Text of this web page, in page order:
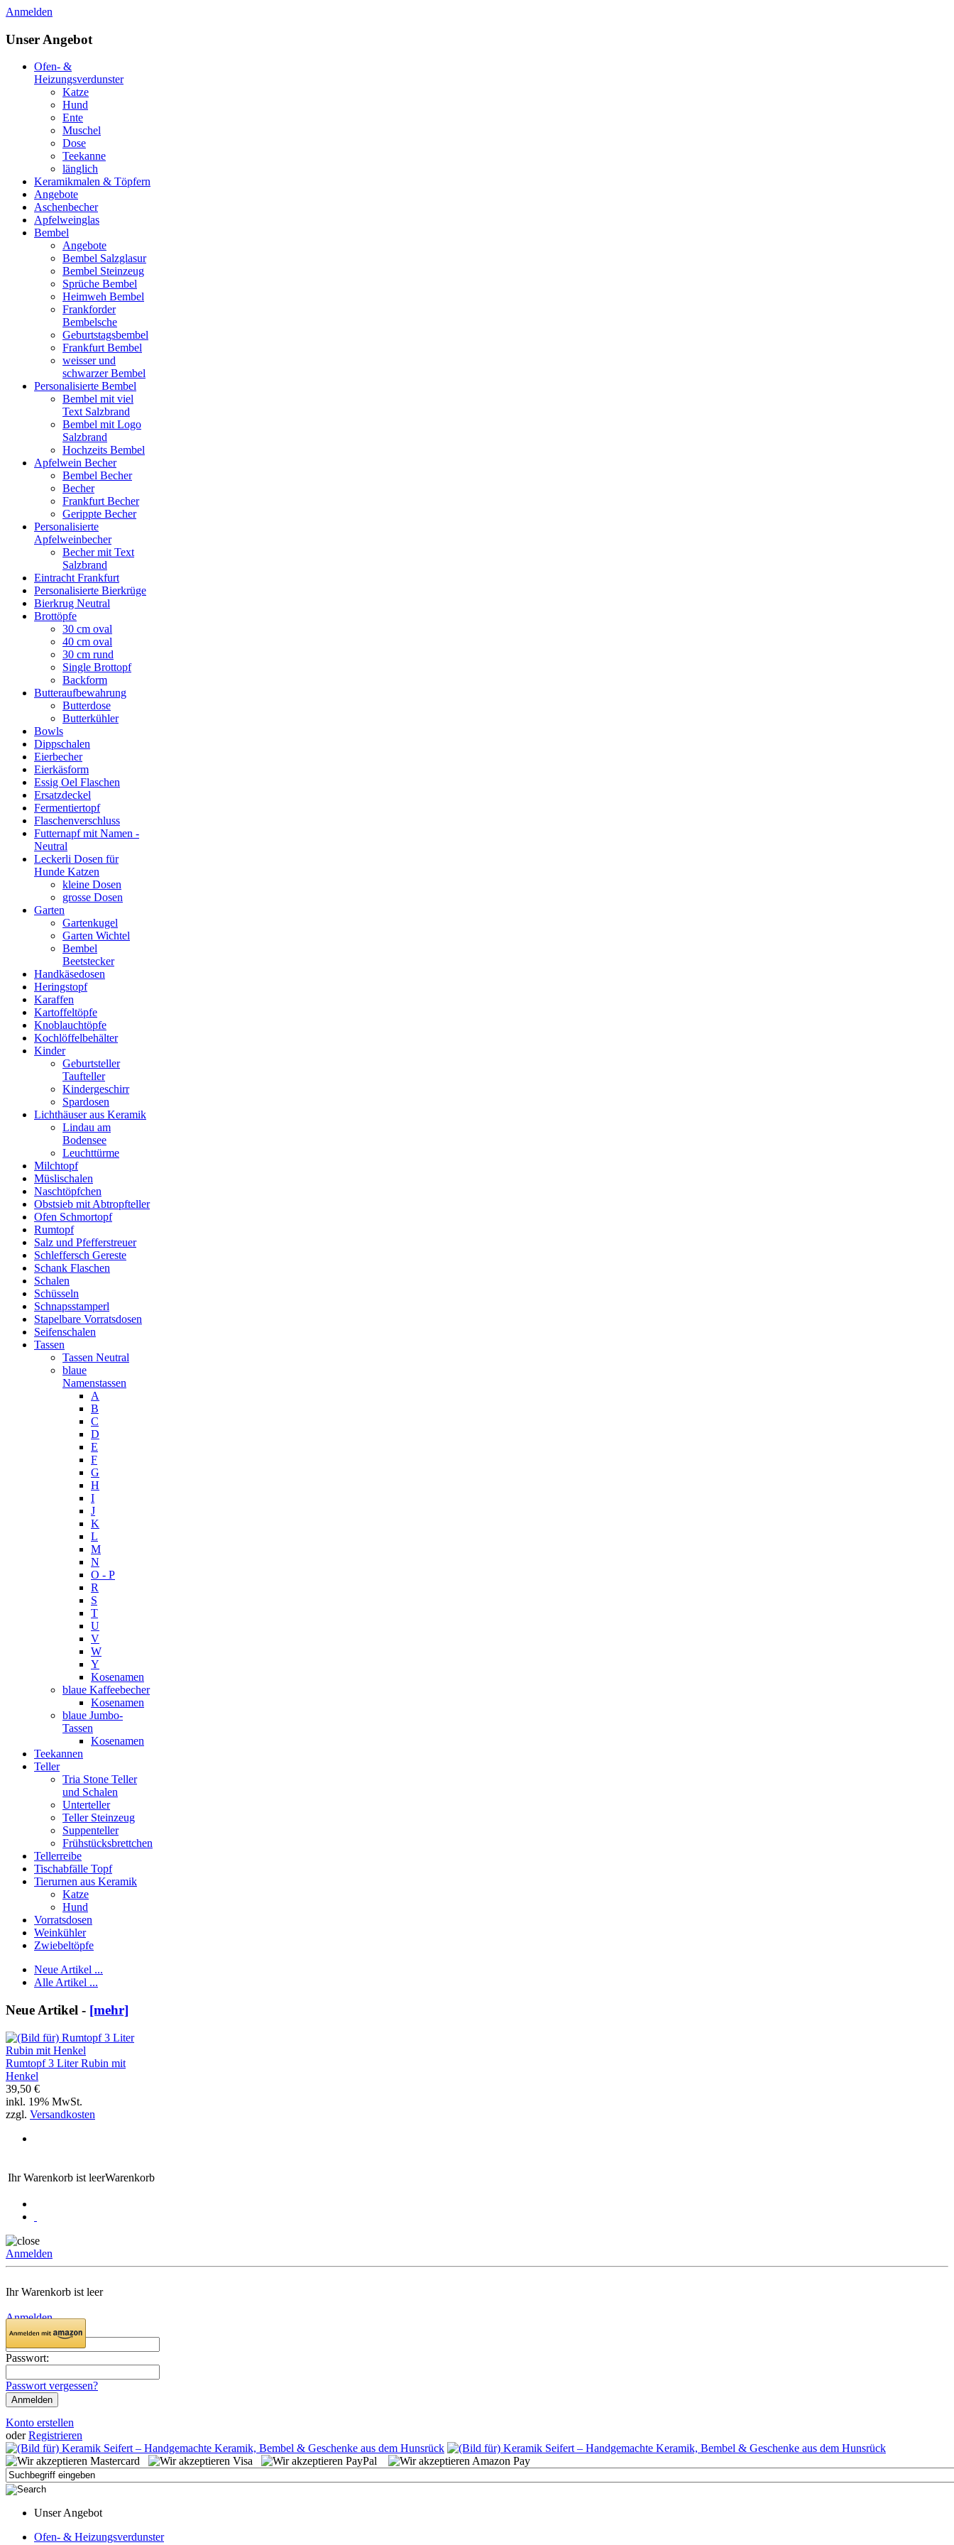
Anmelden
Unser Angebot
Ofen- &
Heizungsverdunster
Katze
Hund
Ente
Muschel
Dose
Teekanne
länglich
Keramikmalen & Töpfern
Angebote
Aschenbecher
Apfelweinglas
Bembel
Angebote
Bembel Salzglasur
Bembel Steinzeug
Sprüche Bembel
Heimweh Bembel
Frankforder
Bembelsche
Geburtstagsbembel
Frankfurt Bembel
weisser und
schwarzer Bembel
Personalisierte Bembel
Bembel mit viel
Text Salzbrand
Bembel mit Logo
Salzbrand
Hochzeits Bembel
Apfelwein Becher
Bembel Becher
Becher
Frankfurt Becher
Gerippte Becher
Personalisierte
Apfelweinbecher
Becher mit Text
Salzbrand
Eintracht Frankfurt
Personalisierte Bierkrüge
Bierkrug Neutral
Brottöpfe
30 cm oval
40 cm oval
30 cm rund
Single Brottopf
Backform
Butteraufbewahrung
Butterdose
Butterkühler
Bowls
Dippschalen
Eierbecher
Eierkäsform
Essig Oel Flaschen
Ersatzdeckel
Fermentiertopf
Flaschenverschluss
Futternapf mit Namen -
Neutral
Leckerli Dosen für
Hunde Katzen
kleine Dosen
grosse Dosen
Garten
Gartenkugel
Garten Wichtel
Bembel
Beetstecker
Handkäsedosen
Heringstopf
Karaffen
Kartoffeltöpfe
Knoblauchtöpfe
Kochlöffelbehälter
Kinder
Geburtsteller
Taufteller
Kindergeschirr
Spardosen
Lichthäuser aus Keramik
Lindau am
Bodensee
Leuchttürme
Milchtopf
Müslischalen
Naschtöpfchen
Obstsieb mit Abtropfteller
Ofen Schmortopf
Rumtopf
Salz und Pfefferstreuer
Schleffersch Gereste
Schank Flaschen
Schalen
Schüsseln
Schnapsstamperl
Stapelbare Vorratsdosen
Seifenschalen
Tassen
Tassen Neutral
blaue
Namenstassen
A
B
C
D
E
F
G
H
I
J
K
L
M
N
O - P
R
S
T
U
V
W
Y
Kosenamen
blaue Kaffeebecher
Kosenamen
blaue Jumbo-
Tassen
Kosenamen
Teekannen
Teller
Tria Stone Teller
und Schalen
Unterteller
Teller Steinzeug
Suppenteller
Frühstücksbrettchen
Tellerreibe
Tischabfälle Topf
Tierurnen aus Keramik
Katze
Hund
Vorratsdosen
Weinkühler
Zwiebeltöpfe
Neue Artikel ...
Alle Artikel ...
Neue Artikel - [mehr]
Rumtopf 3 Liter Rubin mit
Henkel
39,50 €
inkl. 19% MwSt.
zzgl. Versandkosten
Ihr Warenkorb ist leerWarenkorb
Anmelden
Ihr Warenkorb ist leer
Anmelden
Email:
Passwort:
Passwort vergessen?
Konto erstellen
oder Registrieren
Unser Angebot
Ofen- & Heizungsverdunster